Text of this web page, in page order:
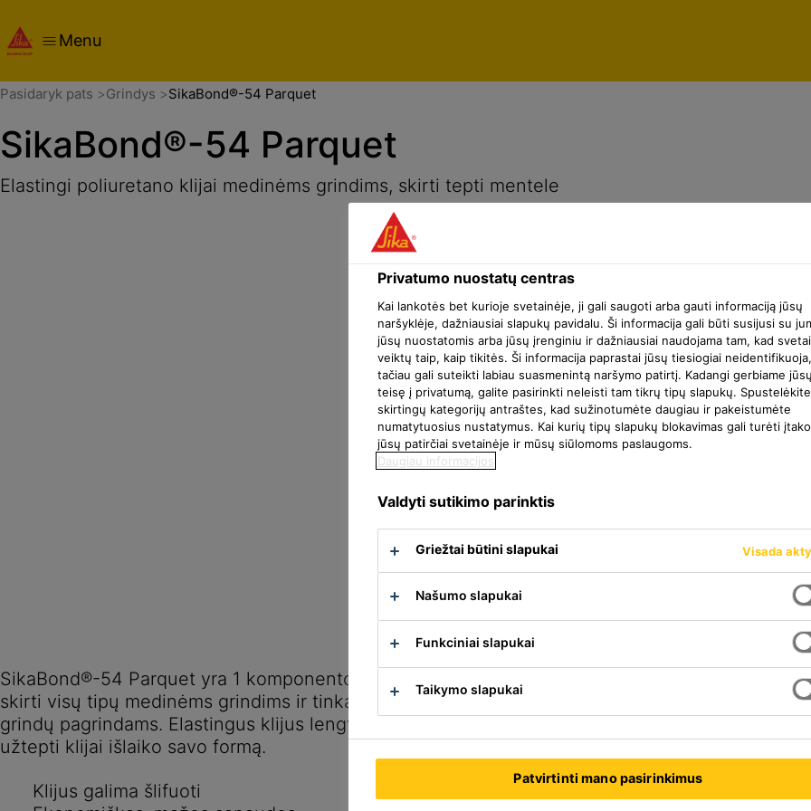
Menu
Pasidaryk pats Grindys SikaBond®-54 Parquet
SikaBond®-54 Parquet
Elastingi poliuretano klijai medinėms grindims, skirti tepti mentele
SikaBond®-54 Parquet yra 1 komponento poliuretaniniai medinių grindų klijai,
skirti visų tipų medinėms grindims ir tinkami daugeliui dažniausiai naudojamų
grindų pagrindams. Elastingus klijus lengva tepti naudojant dantytas menteles,
užtepti klijai išlaiko savo formą.
Klijus galima šlifuoti
Privatumo nuostatų centras
Kai lankotės bet kurioje svetainėje, ji gali saugoti arba gauti informaciją jūsų
naršyklėje, dažniausiai slapukų pavidalu. Ši informacija gali būti susijusi su
jūsų nuostatomis arba jūsų įrenginiu ir dažniausiai naudojama tam, kad
veiktų taip, kaip tikitės. Ši informacija paprastai jūsų tiesiogiai neidentifikuoja,
tačiau gali suteikti labiau suasmenintą naršymo patirtį. Kadangi gerbiame jūsų
teisę į privatumą, galite pasirinkti neleisti tam tikrų tipų slapukų. Spustelėkite
skirtingų kategorijų antraštes, kad sužinotumėte daugiau ir pakeistumėte
numatytuosius nustatymus. Kai kurių tipų slapukų blokavimas gali turėti
jūsų patirčiai svetainėje ir mūsų siūlomoms paslaugoms.
Daugiau informacijos
Valdyti sutikimo parinktis
Griežtai būtini slapukai Visada
Našumo slapukai
Funkciniai slapukai
Taikymo slapukai
Patvirtinti mano pasirinkimus
ApžvalgaProdukto aprašymasTaikymasDokumentaiPrivatumo nuostatų centras